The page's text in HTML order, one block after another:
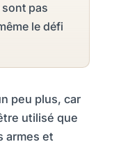
pas
le défi
peu plus, car
utilisé que
armes et